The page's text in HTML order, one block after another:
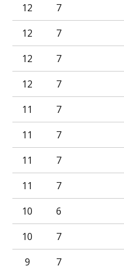
7
12
7
12
7
12
7
12
7
11
7
11
7
11
7
11
6
10
7
10
7
9